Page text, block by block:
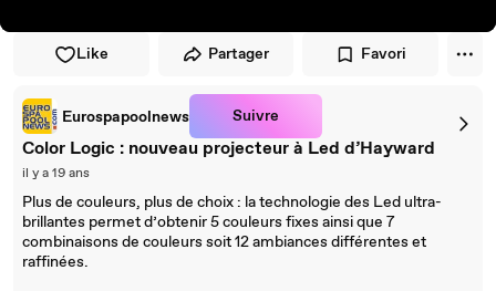
Like Partager Favori
Eurospapoolnews Suivre
Color Logic : nouveau projecteur à Led d’Hayward
il y a 19 ans
Plus de couleurs, plus de choix : la technologie des Led ultra-
brillantes permet d’obtenir 5 couleurs fixes ainsi que 7
combinaisons de couleurs soit 12 ambiances différentes et
raffinées.